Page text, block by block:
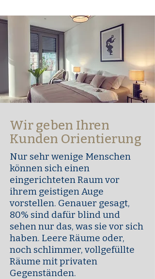
Wir geben Ihren
Kunden Orientierung
Nur sehr wenige Menschen
können sich einen
eingerichteten Raum vor
ihrem geistigen Auge
vorstellen. Genauer gesagt,
80% sind dafür blind und
sehen nur das, was sie vor sich
haben. Leere Räume oder,
noch schlimmer, vollgefüllte
Räume mit privaten
Gegenständen.